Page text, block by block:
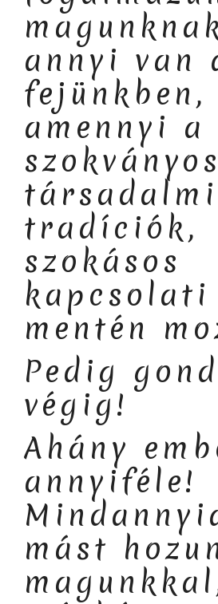
annyi van
fejünkben,
amennyi a
szokványos
társadalmi
tradíciók,
szokásos
kapcsolati
mentén
Pedig
végig!
Ahány
annyiféle!
mást